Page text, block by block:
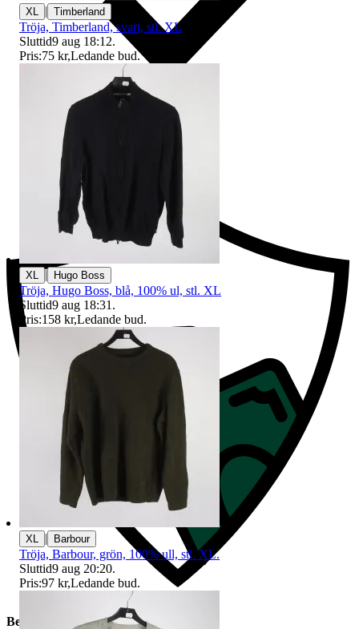
Ersättning om du inte får din vara
Beskrivning
XL | Timberland
Tröja, Timberland, svart, stl. XL
Sluttid9 aug 18:12.
Pris:75 kr,Ledande bud.
XL | Hugo Boss
Tröja, Hugo Boss, blå, 100% ul, stl. XL
Sluttid9 aug 18:31 .
Pris:158 kr,Ledande bud.
XL | Barbour
Tröja, Barbour, grön, 100% ull, stl. XL.
Sluttid9 aug 20:20.
Pris:97 kr,Ledande bud.